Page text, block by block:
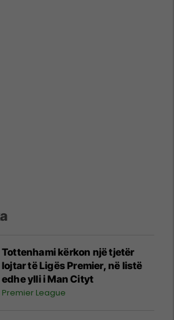
Tottenhami kërkon një tjetër
lojtar të Ligës Premier, në listë
edhe ylli i Man Cityt
Premier League